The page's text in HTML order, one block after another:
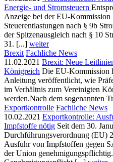
Energie- und Stromsteuern
Anzeige bei der EU-Kommission
Steuerentlastungen nach § 9b
der Spitzenausgleich nach § 10
31. [...] weiter
Brexit Fachliche News
11.02.2021 Brexit: Neue
Königreich Die EU-Kommission
Anleitung veröffentlicht, wie
im Verhältnis zum Vereinigten
werden.Nach dem sogenannten
Exportkontrolle Fachliche News
10.02.2021 Exportkontrolle:
Impfstoffe nötig Seit dem 30.
Durchführungsverordnung (EU)
Ausfuhr von Impfstoffen gegen
der Union